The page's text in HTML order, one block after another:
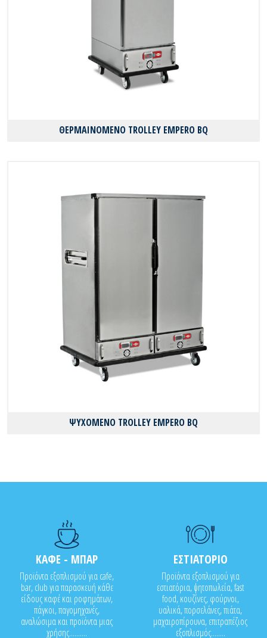
ΘΕΡΜΑΙΝΟΜΕΝΟ TROLLEY EMPERO BQ
ΨΥΧΟΜΕΝΟ TROLLEY EMPERO BQ
ΚΑΦΕ - ΜΠΑΡ
Προϊόντα εξοπλισμού για cafe,
bar, club για παρασκευή κάθε
είδους καφέ και ροφημάτων,
πάγκοι, παγομηχανές,
αναλώσιμα και προϊόντα μιας
χρήσης..........
ΕΣΤΙΑΤΟΡΙΟ
Προϊόντα εξοπλισμού για
εστιατόρια, ψητοπωλεία, fast
food, κουζίνες, φούρνοι,
υαλικά, πορσελάνες, πιάτα,
μαχαιροπίρουνα, επιτραπέζιος
εξοπλισμός........